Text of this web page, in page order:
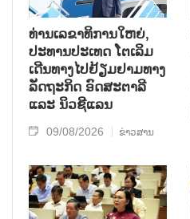
ທ່ານເລຂາທິການໃຫຍ່,
ປະທານປະເທດ ໂຕເລິມ
ເດີນທາງໄປຢ້ຽມຢາມທາງ
ລັດຖະກິດ ອົດສະຕາລີ
ແລະ ນິວຊີແລນ
09/08/2026 ຂ່າວສານ